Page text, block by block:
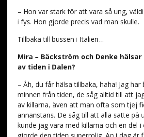
– Hon var stark för att vara så ung,
i fys. Hon gjorde precis vad man skulle.
Tillbaka till bussen i Italien…
Mira – Bäckström och Denke hälsar
av tiden i Dalen?
– Åh, du får hälsa tillbaka, haha! Jag har
minnen från tiden, de såg alltid till att
av killarna, även att man ofta som tjej
annanstans. De såg till att alla satte på
kunde jag vara med killarna och en del